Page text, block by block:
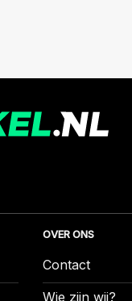
OVER ONS
Contact
Wie zijn wij?